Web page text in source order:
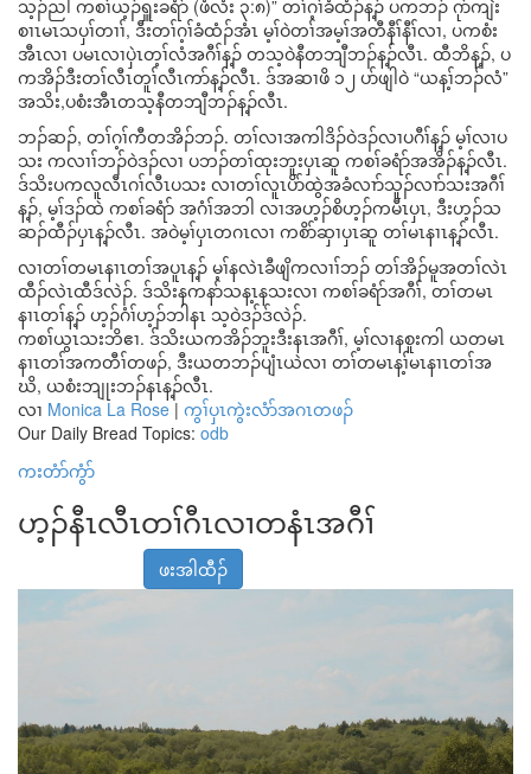
သ့ၣ်ညါ ကစၢ်ယ့ၣ်ရှူးခရံာ် (ဖံလံး ၃:၈)” တၢ်ဂ့ၢ်ခံထံၣ်န့ၣ် ပကဘၣ် ဂုာ်ကျဲး
စၢၤမၤသပှၢ်တၢၢ်, ဒီးတၢ်ဂ့ၢ်ခံထံၣ်အံၤ မ့ၢ်ဝဲတၢ်အမ့ၢ်အတီနီၢ်နီၢ်လၢ, ပကစံး
အီၤလၢ ပမၤလၢပှဲၤတ့ၢ်လံအဂီၢ်န့ၣ် တသ့ဝဲနီတဘျီဘၣ်န့ၣ်လီၤ. ထီဘိန့ၣ်, ပ
ကအိၣ်ဒီးတၢ်လီၤတူၢ်လီၤကာ်န့ၣ်လီၤ. ဒ်အဆၢဖိ ၁၂ ပာ်ဖျါဝဲ “ယန့ၢ်ဘၣ်လံ”
အသိး,ပစံးအီၤတသ့နီတဘျီဘၣ်န့ၣ်လီၤ.
ဘၣ်ဆၣ်, တၢ်ဂ့ၢ်ကီတအိၣ်ဘၣ်. တၢ်လၢအကါဒိၣ်ဝဲဒၣ်လၢပဂီၢ်န့ၣ် မ့ၢ်လၢပ
သး ကလၢၢ်ဘၣ်ဝဲဒၣ်လၢ ပဘၣ်တၢ်ထုးဘူးပှၤဆူ ကစၢ်ခရံာ်အအိၣ်န့ၣ်လီၤ.
ဒ်သိးပကလူလီၤဂၢ်လီၤပသး လၢတၢ်လူၤပိာ်ထွဲအခံလၢာ်သူၣ်လၢာ်သးအဂီၢ်
န့ၣ်, မ့ၢ်ဒၣ်ထဲ ကစၢ်ခရံာ် အဂံၢ်အဘါ လၢအဟ့ၣ်စိဟ့ၣ်ကမီၤပှၤ, ဒီးဟ့ၣ်သ
ဆၣ်ထီၣ်ပှၤန့ၣ်လီၤ. အဝဲမ့ၢ်ပှၤတဂၤလၢ ကစိာ်ဆှၢပှၤဆူ တၢ်မၤနၢၤန့ၣ်လီၤ.
လၢတၢ်တမၤနၢၤတၢ်အပူၤန့ၣ် မ့ၢ်နလဲၤခီဖျိကလၢၢ်ဘၣ် တၢ်အိၣ်မူအတၢ်လဲၤ
ထီၣ်လဲၤထီဒ်လဲၣ်. ဒ်သိးနကနာ်သန့ၤနသးလၢ ကစၢ်ခရံာ်အဂီၢ်, တၢ်တမၤ
နၢၤတၢ်န့ၣ် ဟ့ၣ်ဂံၢ်ဟ့ၣ်ဘါနၤ သ့ဝဲဒၣ်ဒ်လဲၣ်.
ကစၢ်ယွၤသးဘိဧၢ. ဒ်သိးယကအိၣ်ဘူးဒီးနၤအဂီၢ်, မ့ၢ်လၢနစူးကါ ယတမၤ
နၢၤတၢ်အကတီၢ်တဖၣ်, ဒီးယတဘၣ်ပျံၤယဲလၢ တၢ်တမၤန့ၢ်မၤနၢၤတၢ်အ
ဃိ, ယစံးဘျုးဘၣ်နၤန့ၣ်လီၤ.
လၢ Monica La Rose | ကွၢ်ပှၤကွဲးလံာ်အဂၤတဖၣ်
Our Daily Bread Topics: odb
ကးတံာ်ကွံာ်
ဟ့ၣ်နီၤလီၤတၢ်ဂီၤလၢတနံၤအဂီၢ်
ဖးအါထီၣ်